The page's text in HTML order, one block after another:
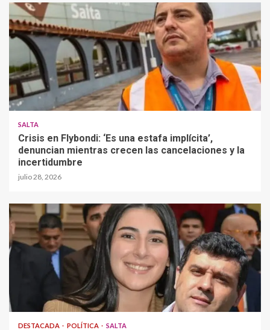
SALTA
Crisis en Flybondi: ‘Es una estafa implícita’,
denuncian mientras crecen las cancelaciones y la
incertidumbre
julio 28, 2026
DESTACADA POLÍTICA SALTA